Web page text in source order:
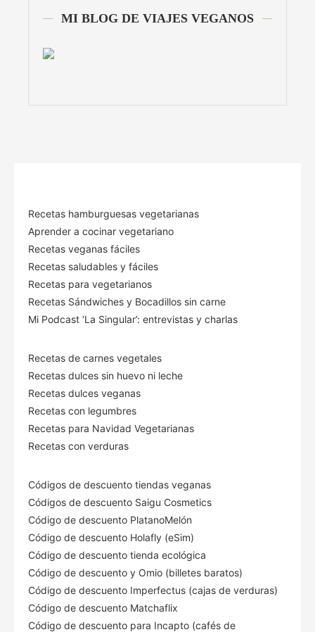
MI BLOG DE VIAJES VEGANOS
Recetas hamburguesas vegetarianas
Aprender a cocinar vegetariano
Recetas veganas fáciles
Recetas saludables y fáciles
Recetas para vegetarianos
Recetas Sándwiches y Bocadillos sin carne
Mi Podcast ‘La Singular’: entrevistas y charlas
Recetas de carnes vegetales
Recetas dulces sin huevo ni leche
Recetas dulces veganas
Recetas con legumbres
Recetas para Navidad Vegetarianas
Recetas con verduras
Códigos de descuento tiendas veganas
Códigos de descuento Saigu Cosmetics
Código de descuento PlatanoMelón
Código de descuento Holafly (eSim)
Código de descuento tienda ecológica
Código de descuento y Omio (billetes baratos)
Código de descuento Imperfectus (cajas de verduras)
Código de descuento Matchaflix
Código de descuento para Incapto (cafés de